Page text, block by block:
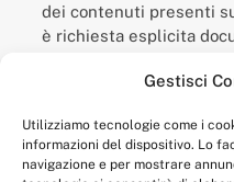
Gestisci
Utilizziamo tecnologie come i
informazioni del dispositivo. Lo
navigazione e per mostrare
dei contenuti presenti
è richiesta esplicita
“Anagnia” è un marchio
num. registrazione: